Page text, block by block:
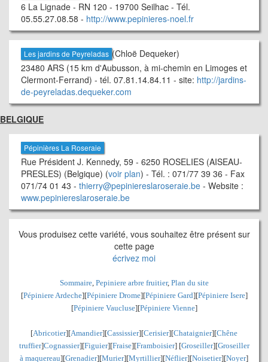
6 La Lignade - RN 120 - 19700 Seilhac - Tél.
05.55.27.08.58 - http://www.pepinieres-noel.fr
Les jardins de Peyreladas (Chloë Dequeker)
23480 ARS (15 km d'Aubusson, à mi-chemin en Limoges et
Clermont-Ferrand) - tél. 07.81.14.84.11 - site: http://jardins-
de-peyreladas.dequeker.com
BELGIQUE
Pépinières La Roseraie
Rue Président J. Kennedy, 59 - 6250 ROSELIES (AISEAU-
PRESLES) (Belgique) (voir plan) - Tél. : 071/77 39 36 - Fax
071/74 01 43 - thierry@pepiniereslaroseraie.be - Website :
www.pepiniereslaroseraie.be
Vous produisez cette variété, vous souhaitez être présent sur
cette page
écrivez moi
Sommaire, Pepiniere arbre fruitier, Plan du site
[Pépiniere Ardeche][Pépiniere Drome][Pépiniere Gard][Pépiniere Isere]
[Pépiniere Vaucluse][Pépiniere Vienne]
[Abricotier][Amandier][Cassissier][Cerisier][Chataignier][Chêne
truffier]Cognassier][Figuier][Fraise][Framboisier] [Groseiller][Groseiller
à maquereau][Grenadier][Murier][Myrtillier][Néflier][Noisetier][Noyer]